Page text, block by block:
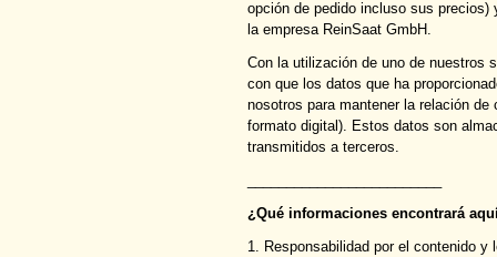
opción de pedido incluso sus
la empresa ReinSaat GmbH.
Con la utilización de uno de nuestros
con que los datos que ha
nosotros para mantener la relación
formato digital). Estos datos son
transmitidos a terceros.
¿Qué informaciones encontrará
1. Responsabilidad por el contenido y